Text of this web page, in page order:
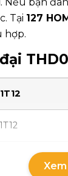
Nếu bạn
Tại 127
hợp.